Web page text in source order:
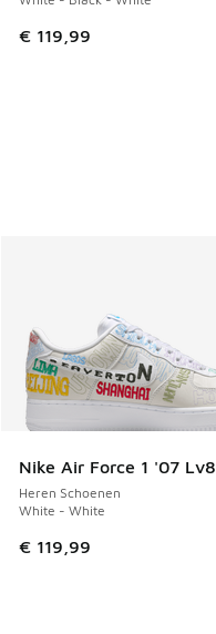
€ 119,99
Nike Air Force 1 '07 Lv8
Heren Schoenen
White - White
€ 119,99